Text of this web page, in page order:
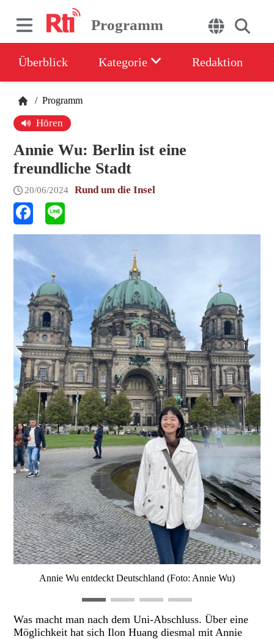
Programm
Überblick Kategorie Redaktion
/ Programm
Hören
Annie Wu: Berlin ist eine
freundliche Stadt
20/06/2024 Rund um die Insel
Annie Wu entdeckt Deutschland (Foto: Annie Wu)
Was macht man nach dem Uni-Abschluss. Über eine
Möglichkeit hat sich Ilon Huang diesmal mit Annie